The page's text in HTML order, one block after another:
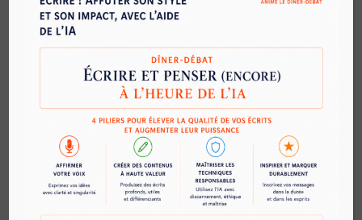
Contenu
d'acquérir les réflexes et d'appréhender la
méthodologie
Le contexte :
Infox 2.0 : des « fakes news » aux més/dés/mal-
informations, le cadre conceptuel a changé
Des IA génératives à l'uberisation &
industrialisation du problème
De la religion du doute au culte de la vérification :
on ne peut plus croire en rien, ni personne